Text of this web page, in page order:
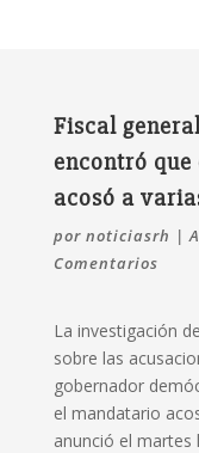
Fiscal
encontró que
acosó a
por noticiasrh |
Comentarios
La investigación
sobre las
gobernador
el mandatario
anunció el martes